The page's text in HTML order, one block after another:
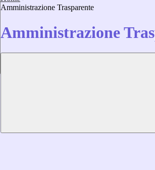
Amministrazione Trasparente
Amministrazione